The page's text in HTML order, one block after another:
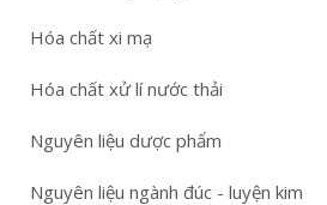
Hóa chất xi mạ
Hóa chất xử lí nước thải
Nguyên liệu dược phẩm
Nguyên liệu ngành đúc - luyện kim